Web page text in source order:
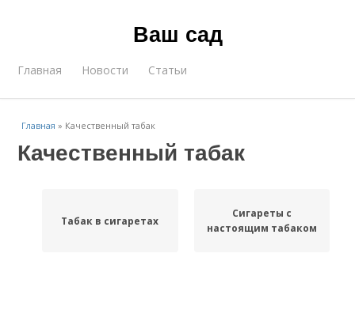
Ваш сад
Главная Новости Статьи
Главная » Качественный табак
Качественный табак
Табак в сигаретах
Сигареты с
настоящим табаком